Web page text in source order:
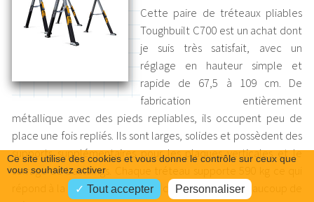
Cette paire de tréteaux pliables
Toughbuilt C700 est un achat dont
je suis très satisfait, avec un
réglage en hauteur simple et
rapide de 67,5 à 109 cm. De
fabrication entièrement
métallique avec des pieds repliables, ils occupent peu de
place une fois repliés. Ils sont larges, solides et possèdent des
supports supplémentaires pour les plaques verticales et le
serrage de bastaings. Chaque tréteau supporte 590 kg ce qui
répond à la majorité des usages courants. J'ai eu beaucoup de
Ce site utilise des cookies et vous donne le contrôle sur ceux que
vous souhaitez activer
Tout accepter Personnaliser